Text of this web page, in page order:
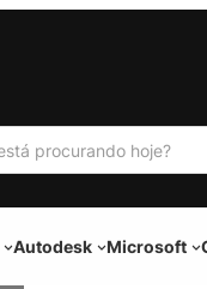
Autodesk Microsoft